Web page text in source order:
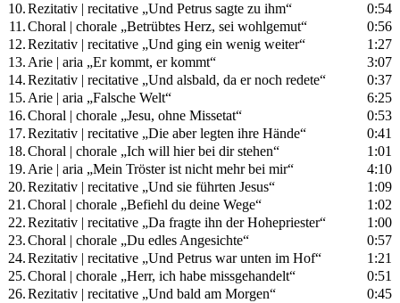
10.Rezitativ | recitative „Und Petrus sagte zu ihm“
0:54
11.Choral | chorale „Betrübtes Herz, sei wohlgemut“
0:56
12.Rezitativ | recitative „Und ging ein wenig weiter“
1:27
13. Arie | aria „Er kommt, er kommt“
3:07
14.Rezitativ | recitative „Und alsbald, da er noch redete“
0:37
15. Arie | aria „Falsche Welt“
6:25
16.Choral | chorale „Jesu, ohne Missetat“
0:53
17.Rezitativ | recitative „Die aber legten ihre Hände“
0:41
18.Choral | chorale „Ich will hier bei dir stehen“
1:01
19. Arie | aria „Mein Tröster ist nicht mehr bei mir“
4:10
20.Rezitativ | recitative „Und sie führten Jesus“
1:09
21.Choral | chorale „Befiehl du deine Wege“
1:02
22.Rezitativ | recitative „Da fragte ihn der Hohepriester“
1:00
23.Choral | chorale „Du edles Angesichte“
0:57
24.Rezitativ | recitative „Und Petrus war unten im Hof“
1:21
25.Choral | chorale „Herr, ich habe missgehandelt“
0:51
26.Rezitativ | recitative „Und bald am Morgen“
0:45